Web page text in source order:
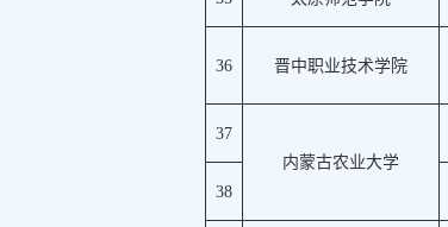
36 晋中职业技术学院
37
内蒙古农业大学
38